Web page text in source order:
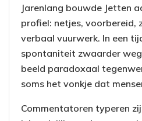
Jarenlang bouwde Jetten
profiel: netjes, voorbereid,
verbaal vuurwerk. In een
spontaniteit zwaarder
beeld paradoxaal
soms het vonkje dat
Commentatoren typeren